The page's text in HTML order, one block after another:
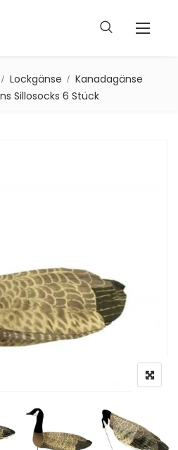
Lockgänse
Kanadagänse
Sillosocks 6 Stück